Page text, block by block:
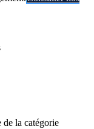
la catégorie